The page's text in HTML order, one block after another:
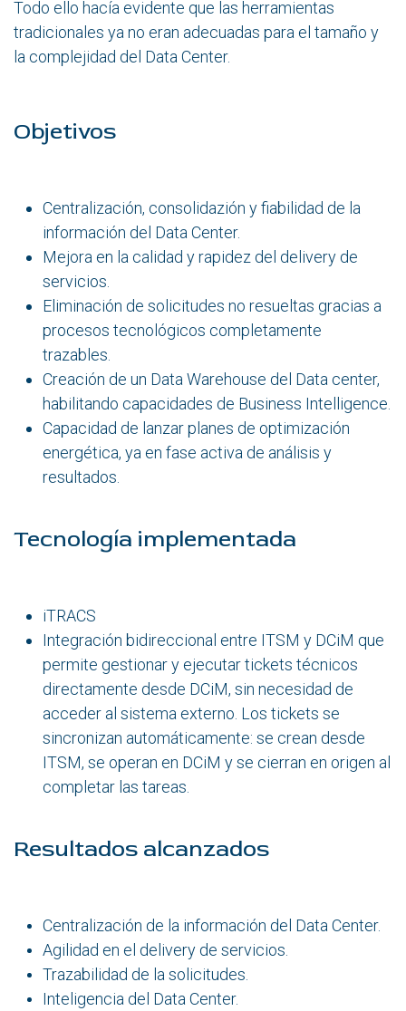
Todo ello hacía evidente que las herramientas
tradicionales ya no eran adecuadas para el tamaño y
la complejidad del Data Center.
Objetivos
Centralización, consolidazión y fiabilidad de la
información del Data Center.
Mejora en la calidad y rapidez del delivery de
servicios.
Eliminación de solicitudes no resueltas gracias a
procesos tecnológicos completamente
trazables.
Creación de un Data Warehouse del Data center,
habilitando capacidades de Business Intelligence.
Capacidad de lanzar planes de optimización
energética, ya en fase activa de análisis y
resultados.
Tecnología implementada
iTRACS
Integración bidireccional entre ITSM y DCiM que
permite gestionar y ejecutar tickets técnicos
directamente desde DCiM, sin necesidad de
acceder al sistema externo. Los tickets se
sincronizan automáticamente: se crean desde
ITSM, se operan en DCiM y se cierran en origen al
completar las tareas.
Resultados alcanzados
Centralización de la información del Data Center.
Agilidad en el delivery de servicios.
Trazabilidad de la solicitudes.
Inteligencia del Data Center.